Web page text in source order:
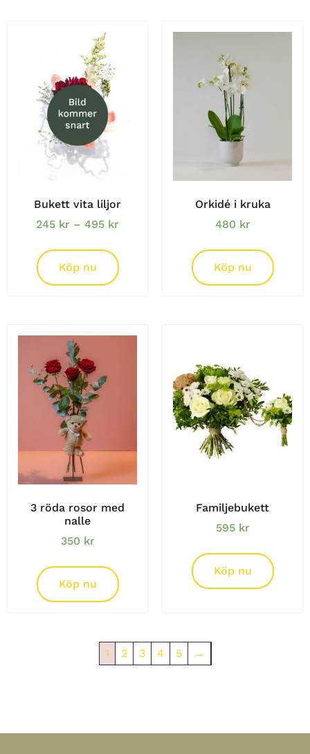
Bukett vita liljor
245 kr – 495 kr
Köp nu
Orkidé i kruka
480 kr
Köp nu
3 röda rosor med
nalle
350 kr
Köp nu
Familjebukett
595 kr
Köp nu
1 2 3 4 5 →